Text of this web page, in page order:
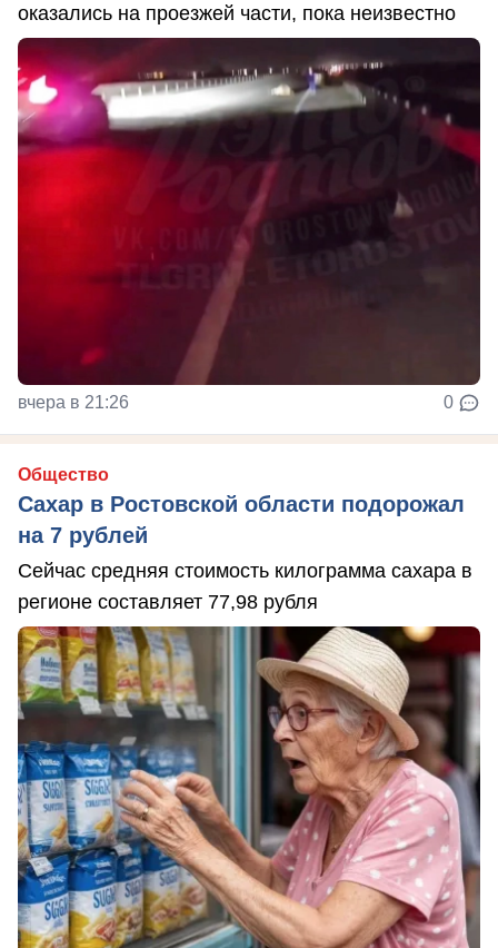
оказались на проезжей части, пока неизвестно
вчера в 21:26 0
Общество
Сахар в Ростовской области подорожал
на 7 рублей
Сейчас средняя стоимость килограмма сахара в
регионе составляет 77,98 рубля